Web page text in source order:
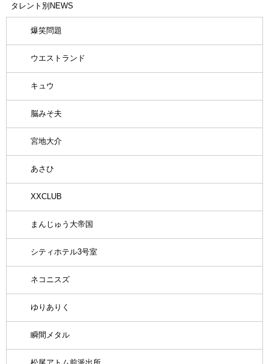
タレント別NEWS
爆笑問題
ウエストランド
キュウ
脳みそ夫
宮地大介
あさひ
XXCLUB
まんじゅう大帝国
シティホテル3号室
ネコニスズ
ゆりありく
瞬間メタル